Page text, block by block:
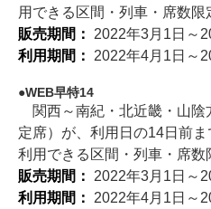
用できる区間・列車・席数限
販売期間： 2022年3月1日～
利用期間： 2022年4月1日～
WEB早特14
関西～南紀・北近畿・山陰
定席）が、利用日の14日前
利用できる区間・列車・席数
販売期間： 2022年3月1日～
利用期間： 2022年4月1日～